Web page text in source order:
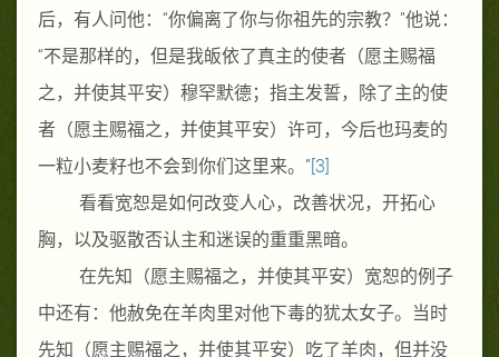
后，有人问他： “你偏离了你与你祖先的宗教？ ”他说：
“不是那样的，但是我皈依了真主的使者 （愿主赐福
之，并使其平安） 穆罕默德；指主发誓，除了主的使
者 （愿主赐福之，并使其平安） 许可，今后也玛麦的
一粒小麦籽也不会到你们这里来。 ”[3]
看看宽恕是如何改变人心，改善状况，开拓心
胸，以及驱散否认主和迷误的重重黑暗。
在先知 （愿主赐福之，并使其平安） 宽恕的例子
中还有：他赦免在羊肉里对他下毒的犹太女子。当时
先知 （愿主赐福之，并使其平安） 吃了羊肉，但并没